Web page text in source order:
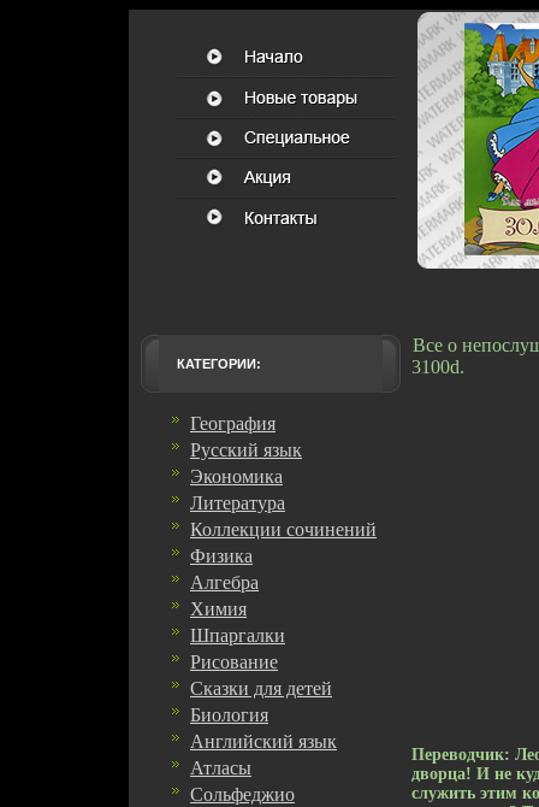
КАТЕГОРИИ:
География
Русский язык
Экономика
Литература
Коллекции сочинений
Физика
Алгебра
Химия
Шпаргалки
Рисование
Сказки для детей
Биология
Английский язык
Атласы
Сольфеджио
Все о
3100d.
Переводчик:
дворца! И не
служить этим